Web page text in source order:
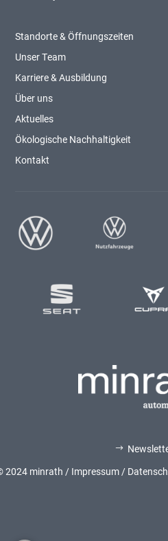
Standorte & Öffnungszeiten
Unser Team
Karriere & Ausbildung
Über uns
Aktuelles
Ökologische Nachhaltigkeit
Kontakt
$
2024 minrath / Impressum /